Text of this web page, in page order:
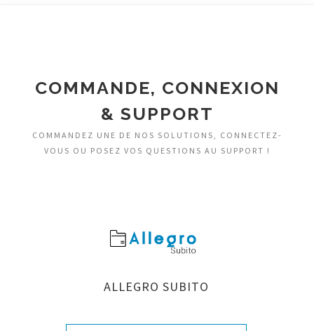
COMMANDE, CONNEXION
& SUPPORT
COMMANDEZ UNE DE NOS SOLUTIONS, CONNECTEZ-
VOUS OU POSEZ VOS QUESTIONS AU SUPPORT !
ALLEGRO SUBITO